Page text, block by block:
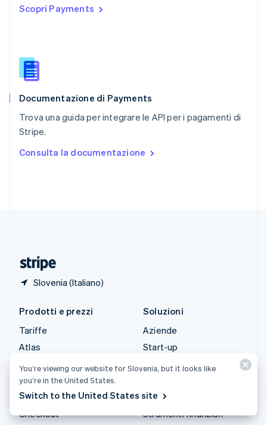
Scopri Payments
Documentazione di Payments
Trova una guida per integrare le API per i pagamenti di
Stripe.
Consulta la documentazione
Slovenia (Italiano)
English
English
Slovacchia
Slovenia
Spagna
Español
English Español简体中文
Prodotti e prezzi
Tariffe
Atlas
Authorization Boost
Billing
Capital
Checkout
Soluzioni
Aziende
Start-up
Commercio agentico
E-commerce
Strumenti finanziari
You’re viewing our website for Slovenia, but it looks like
you’re in the United States.
Switch to the United States site